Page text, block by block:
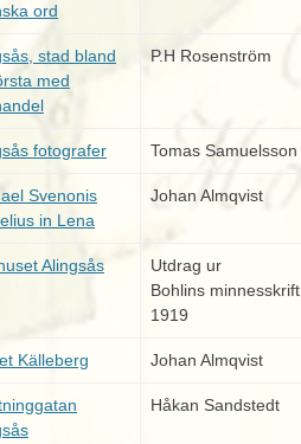
ord
stad bland
med
P.H Rosenström
fotografer Tomas Samuelsson
Svenonis
in Lena
Johan Almqvist
Alingsås
Utdrag ur
Bohlins minnesskrift
1919
Källeberg Johan Almqvist
Håkan Sandstedt